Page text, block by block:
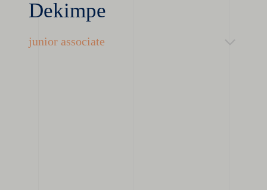
Dekimpe
junior associate